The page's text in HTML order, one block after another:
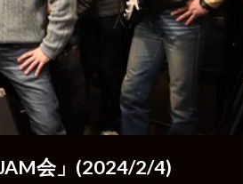
会」(2024/2/4)